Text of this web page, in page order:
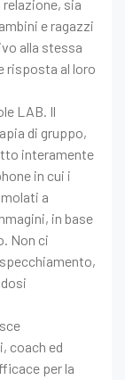
sia
e ragazzi
alla stessa
risposta al loro
LAB. Il
di gruppo,
interamente
in cui i
a
in base
Non ci
coach ed
per la